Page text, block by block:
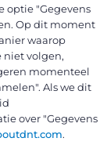
optie "Gegevens
Op dit moment
waarop
niet volgen,
momenteel
Als we dit
over "Gegevens
.